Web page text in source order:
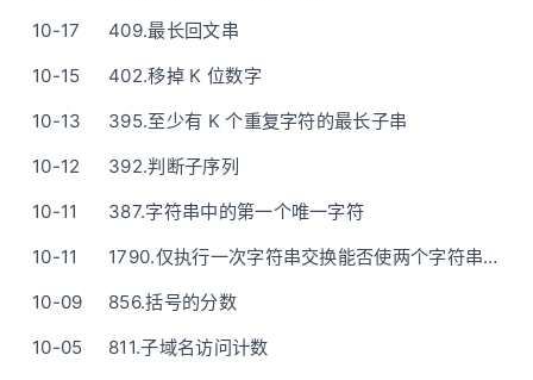
10-17
409.最长回文串
10-15
402.移掉 K 位数字
10-13
395.至少有 K 个重复字符的最长子串
10-12
392.判断子序列
10-11
387.字符串中的第一个唯一字符
10-11
1790.仅执行一次字符串交换能否使两个字符串相等
10-09
856.括号的分数
10-05
811.子域名访问计数